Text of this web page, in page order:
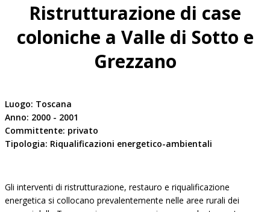
Ristrutturazione di case
coloniche a Valle di Sotto e
Grezzano
Luogo: Toscana
Anno: 2000 - 2001
Committente: privato
Tipologia: Riqualificazioni energetico-ambientali
Gli interventi di ristrutturazione, restauro e riqualificazione
energetica si collocano prevalentemente nelle aree rurali dei